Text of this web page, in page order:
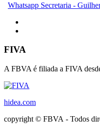
Whatsapp Secretaria -
FIVA
A FBVA é filiada a FIVA
hidea.com
copyright © FBVA - Todos